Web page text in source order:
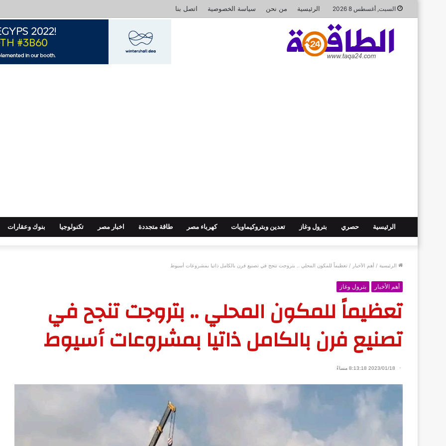
السبت, أغسطس 8 2026 الرئيسية من نحن سياسة الخصوصية اتصل بنا
الرئيسية حصري بترول وغاز تعدين وبتروكيماويات كهرباء مصر طاقة متجددة اخبار مصر تكنولوجيا بنوك وعقارات
الرئيسية / أهم الأخبار / تعظيماً للمكون المحلي .. بتروجت تنجح في تصنيع فرن بالكامل ذاتيا بمشروعات أسيوط
أهم الأخبار بترول وغاز
تعظيماً للمكون المحلي .. بتروجت تنجح في
تصنيع فرن بالكامل ذاتيا بمشروعات أسيوط
2023/01/18 8:13:18 مساءً